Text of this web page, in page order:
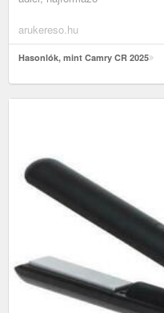
arukereso.hu
Hasonlók, mint Camry CR 2025